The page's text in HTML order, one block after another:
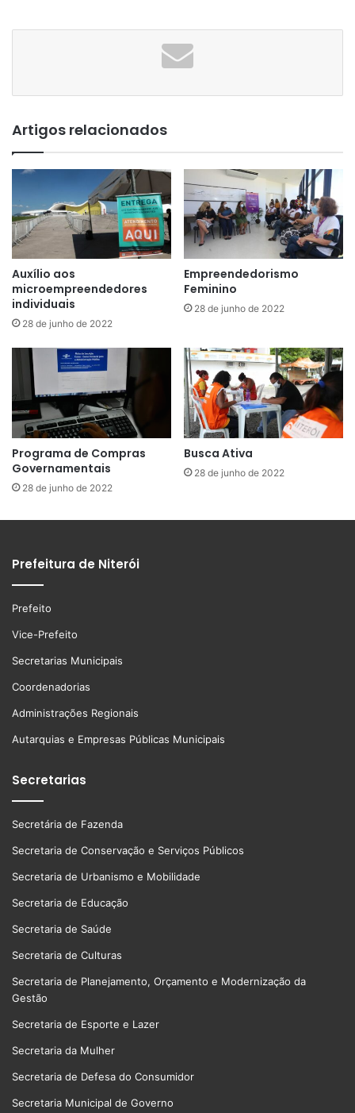
Artigos relacionados
Auxílio aos
microempreendedores
individuais
28 de junho de 2022
Empreendedorismo
Feminino
28 de junho de 2022
Programa de Compras
Governamentais
28 de junho de 2022
Busca Ativa
28 de junho de 2022
Prefeitura de Niterói
Prefeito
Vice-Prefeito
Secretarias Municipais
Coordenadorias
Administrações Regionais
Autarquias e Empresas Públicas Municipais
Secretarias
Secretária de Fazenda
Secretaria de Conservação e Serviços Públicos
Secretaria de Urbanismo e Mobilidade
Secretaria de Educação
Secretaria de Saúde
Secretaria de Culturas
Secretaria de Planejamento, Orçamento e Modernização da
Gestão
Secretaria de Esporte e Lazer
Secretaria da Mulher
Secretaria de Defesa do Consumidor
Secretaria Municipal de Governo